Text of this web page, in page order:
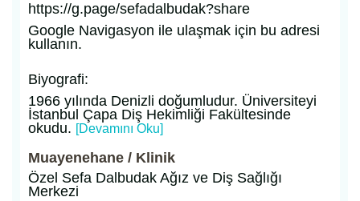
https://g.page/sefadalbudak?share
Google Navigasyon ile ulaşmak için bu adresi
kullanın.
Biyografi:
1966 yılında Denizli doğumludur. Üniversiteyi
İstanbul Çapa Diş Hekimliği Fakültesinde
okudu. [Devamını Oku]
Muayenehane / Klinik
Özel Sefa Dalbudak Ağız ve Diş Sağlığı
Merkezi